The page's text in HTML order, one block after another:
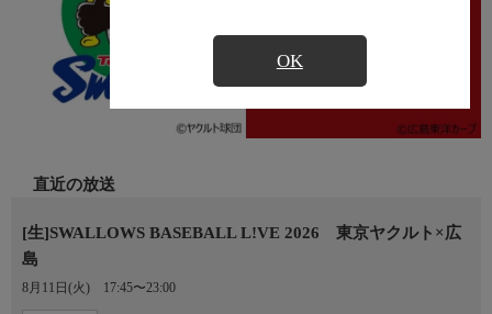
OK
直近の放送
[生]SWALLOWS BASEBALL L!VE 2026 東京ヤクルト×広
島
8月11日(火) 17:45〜23:00